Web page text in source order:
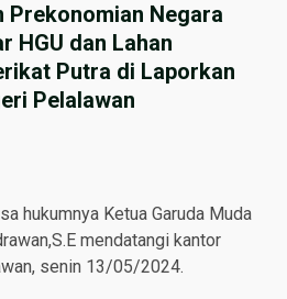
Prekonomian Negara
HGU dan Lahan
Putra di Laporkan
Pelalawan
hukumnya Ketua Garuda Muda
mendatangi kantor
senin 13/05/2024.